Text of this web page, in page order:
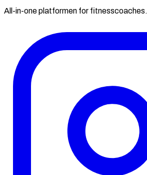
All-in-one platformen for fitnesscoaches.